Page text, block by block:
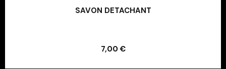
SAVON DETACHANT
7,00 €
Ajouter au panier